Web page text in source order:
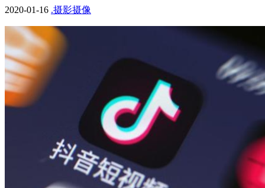
2020-01-16 .摄影摄像